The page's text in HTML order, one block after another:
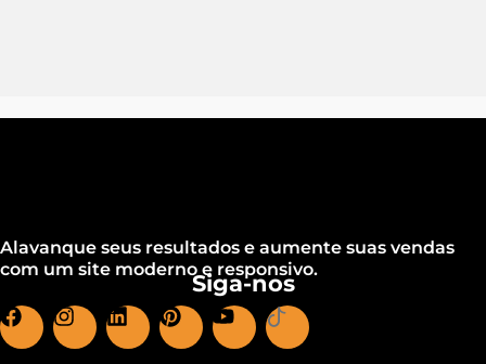
Alavanque seus resultados e aumente suas vendas
com um site moderno e responsivo.
Siga-nos